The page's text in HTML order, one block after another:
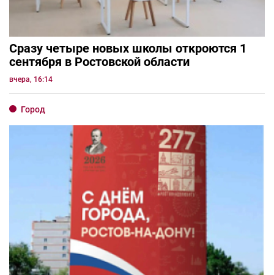
Сразу четыре новых школы откроются 1
сентября в Ростовской области
вчера, 16:14
Город